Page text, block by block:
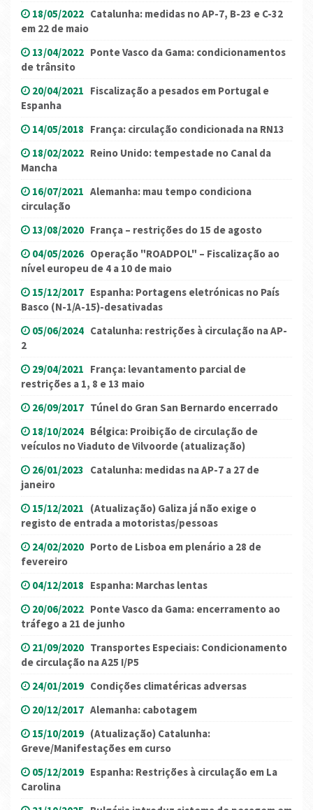
18/05/2022 Catalunha: medidas no AP-7, B-23 e C-32
em 22 de maio
13/04/2022 Ponte Vasco da Gama: condicionamentos
de trânsito
20/04/2021 Fiscalização a pesados em Portugal e
Espanha
14/05/2018 França: circulação condicionada na RN13
18/02/2022 Reino Unido: tempestade no Canal da
Mancha
16/07/2021 Alemanha: mau tempo condiciona
circulação
13/08/2020 França – restrições do 15 de agosto
04/05/2026 Operação "ROADPOL" – Fiscalização ao
nível europeu de 4 a 10 de maio
15/12/2017 Espanha: Portagens eletrónicas no País
Basco (N-1/A-15)-desativadas
05/06/2024 Catalunha: restrições à circulação na AP-
2
29/04/2021 França: levantamento parcial de
restrições a 1, 8 e 13 maio
26/09/2017 Túnel do Gran San Bernardo encerrado
18/10/2024 Bélgica: Proibição de circulação de
veículos no Viaduto de Vilvoorde (atualização)
26/01/2023 Catalunha: medidas na AP-7 a 27 de
janeiro
15/12/2021 (Atualização) Galiza já não exige o
registo de entrada a motoristas/pessoas
24/02/2020 Porto de Lisboa em plenário a 28 de
fevereiro
04/12/2018 Espanha: Marchas lentas
20/06/2022 Ponte Vasco da Gama: encerramento ao
tráfego a 21 de junho
21/09/2020 Transportes Especiais: Condicionamento
de circulação na A25 I/P5
24/01/2019 Condições climatéricas adversas
20/12/2017 Alemanha: cabotagem
15/10/2019 (Atualização) Catalunha:
Greve/Manifestações em curso
05/12/2019 Espanha: Restrições à circulação em La
Carolina